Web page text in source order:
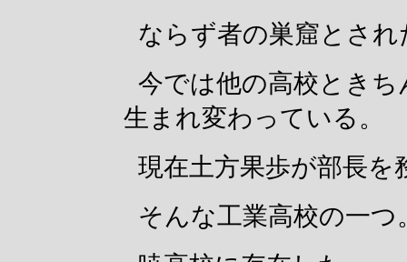
ならず者の巣窟とさ
今では他の高校とき
生まれ変わっている。
現在土方果歩が部長
そんな工業高校の一つ